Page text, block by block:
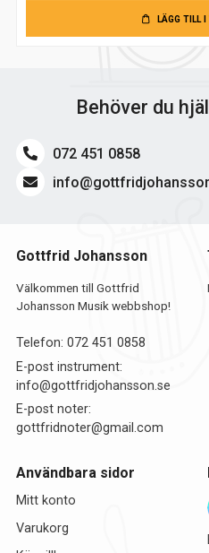
LÄGG TILL
Behöver du
072 451 0858
Gottfrid Johansson
Välkommen till Gottfrid
Johansson Musik webbshop!
Telefon: 072 451 0858
E-post instrument:
info@gottfridjohansson.se
E-post noter:
gottfridnoter@gmail.com
Användbara sidor
Mitt konto
Varukorg